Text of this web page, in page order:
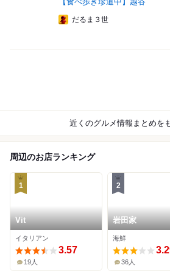
だるま３世
近くのグルメ情報まとめを
周辺のお店ランキング
1
Vit
イタリアン
3.57
19人
2
岩田家
海鮮
36人